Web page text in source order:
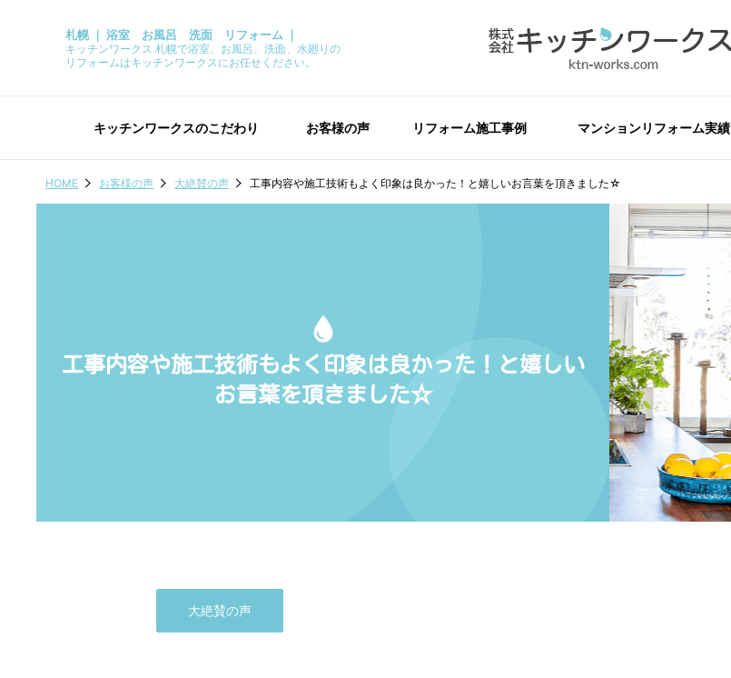
札幌 ｜ 浴室 お風呂 洗面 リフォーム ｜
キッチンワークス 札幌で浴室、お風呂、洗面、水廻りの
リフォームはキッチンワークスにお任せください。
キッチンワークスのこだわり お客様の声 リフォーム施工事例 マンションリフォーム実績
HOME お客様の声 大絶賛の声 工事内容や施工技術もよく印象は良かった！と嬉しいお言葉を頂きました☆
工事内容や施工技術もよく印象は良かった！と嬉しい
お言葉を頂きました☆
大絶賛の声